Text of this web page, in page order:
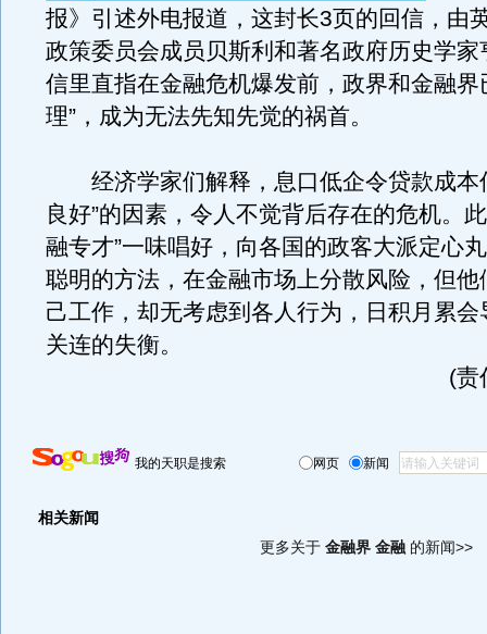
报》引述外电报道，这封长3页的回信，由
政策委员会成员贝斯利和著名政府历史学家
信里直指在金融危机爆发前，政界和金融界
理”，成为无法先知先觉的祸首。
经济学家们解释，息口低企令贷款成本
良好”的因素，令人不觉背后存在的危机。
融专才”一味唱好，向各国的政客大派定心
聪明的方法，在金融市场上分散风险，但他
己工作，却无考虑到各人行为，日积月累会
关连的失衡。
(责
我的天职是搜索 网页 新闻
相关新闻
更多关于 金融界 金融 的新闻>>